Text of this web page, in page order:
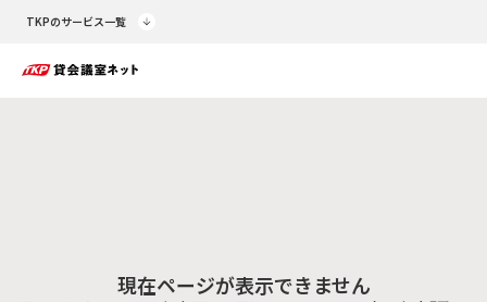
TKPのサービス一覧
現在ページが表示できません